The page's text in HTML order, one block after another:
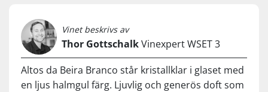
Vinet beskrivs av
Thor GottschalkVinexpert WSET 3
Altos da Beira Branco står kristallklar i glaset med
en ljus halmgul färg. Ljuvlig och generös doft som